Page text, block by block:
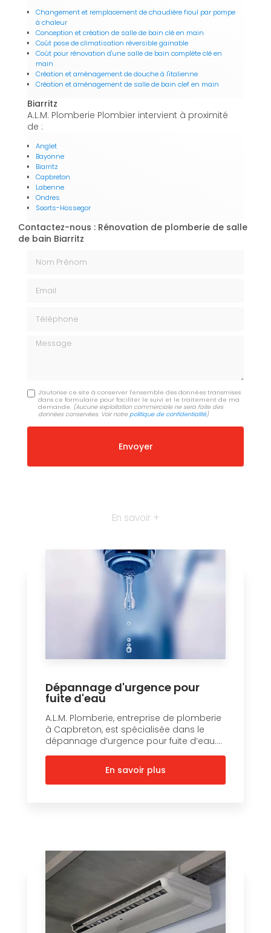
Changement et remplacement de chaudière fioul par pompe
à chaleur
Conception et création de salle de bain clé en main
Coût pose de climatisation réversible gainable
Coût pour rénovation d'une salle de bain complète clé en
main
Création et aménagement de douche à l'italienne
Création et aménagement de salle de bain clef en main
Biarritz
A.L.M. Plomberie Plombier intervient à proximité
de :
Anglet
Bayonne
Biarritz
Capbreton
Labenne
Ondres
Soorts-Hossegor
Contactez-nous : Rénovation de plomberie de salle
de bain Biarritz
Message
J'autorise ce site à conserver l'ensemble des données transmises
dans ce formulaire pour faciliter le suivi et le traitement de ma
demande. (Aucune exploitation commerciale ne sera faite des
données conservées. Voir notrepolitique de confidentialité)
En savoir +
Dépannage d'urgence pour
fuite d'eau
A.L.M. Plomberie, entreprise de plomberie
à Capbreton, est spécialisée dans le
dépannage d’urgence pour fuite d’eau....
En savoir plus